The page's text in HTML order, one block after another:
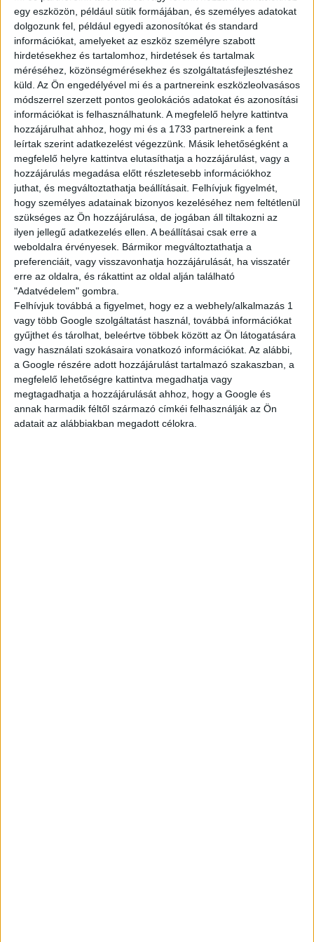
egy eszközön, például sütik formájában, és személyes adatokat
dolgozunk fel, például egyedi azonosítókat és standard
információkat, amelyeket az eszköz személyre szabott
hirdetésekhez és tartalomhoz, hirdetések és tartalmak
méréséhez, közönségmérésekhez és szolgáltatásfejlesztéshez
küld. Az Ön engedélyével mi és a partnereink eszközleolvasásos
módszerrel szerzett pontos geolokációs adatokat és azonosítási
információkat is felhasználhatunk. A megfelelő helyre kattintva
hozzájárulhat ahhoz, hogy mi és a 1733 partnereink a fent
leírtak szerint adatkezelést végezzünk. Másik lehetőségként a
megfelelő helyre kattintva elutasíthatja a hozzájárulást, vagy a
hozzájárulás megadása előtt részletesebb információkhoz
juthat, és megváltoztathatja beállításait. Felhívjuk figyelmét,
hogy személyes adatainak bizonyos kezeléséhez nem feltétlenül
szükséges az Ön hozzájárulása, de jogában áll tiltakozni az
ilyen jellegű adatkezelés ellen. A beállításai csak erre a
weboldalra érvényesek. Bármikor megváltoztathatja a
preferenciáit, vagy visszavonhatja hozzájárulását, ha visszatér
erre az oldalra, és rákattint az oldal alján található
"Adatvédelem" gombra.
Felhívjuk továbbá a figyelmet, hogy ez a webhely/alkalmazás 1
vagy több Google szolgáltatást használ, továbbá információkat
gyűjthet és tárolhat, beleértve többek között az Ön látogatására
vagy használati szokásaira vonatkozó információkat. Az alábbi,
a Google részére adott hozzájárulást tartalmazó szakaszban, a
megfelelő lehetőségre kattintva megadhatja vagy
megtagadhatja a hozzájárulását ahhoz, hogy a Google és
annak harmadik féltől származó címkéi felhasználják az Ön
adatait az alábbiakban megadott célokra.
További feltételek:
Önálló, gyors munkavégzés
Heti 3 műszak vállalása és hosszú távú
munkavégzés (heti. min. 20 óra)
Gyors tanulás: Légy képes megtanulni és
átlátni a bolt termékkínálatát
és struktúráját.
Munkaidő:
Hétfőtől-vasárnapig reggeltől késő estig
választhatóak a műszakok.
Órabérek:
Budapest:
Alap - 2100,- Ft (H-P 12-19 és Szo 7:00-19:00 óráig)
10% pótlék - 2310,-Ft (H-Szo 19:00-22:00)
25% pótlék - 2625,-Ft (H-P 7:00-12:00)
25% pótlék - 2625,-Ft (H-Szo 22:00 után)
25% pótlék - 2625,-Ft (Vasárnap 7:00-22:00)
100% pótlék - 4200,-Ft (Ünnepnap)
Foodora Market Belváros (8. kerület) 15% pótlék - 2415,-Ft
(Szombat 7:00-12:00)